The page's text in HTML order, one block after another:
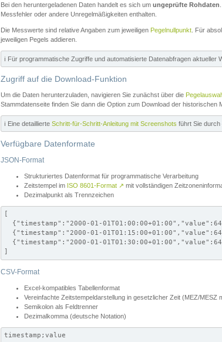
Bei den heruntergeladenen Daten handelt es sich um ungeprüfte Rohdaten
Messfehler oder andere Unregelmäßigkeiten enthalten.
Die Messwerte sind relative Angaben zum jeweiligen Pegelnullpunkt . Für
jeweiligen Pegels addieren.
ℹ️ Für programmatische Zugriffe und automatisierte Datenabfragen aktueller
Zugriff auf die Download-Funktion
Um die Daten herunterzuladen, navigieren Sie zunächst über die
Stammdatenseite finden Sie dann die Option zum Download der historischen
ℹ️ Eine detaillierte Schritt-für-Schritt-Anleitung mit Screenshots führt Sie durch
Verfügbare Datenformate
JSON-Format
Strukturiertes Datenformat für programmatische Verarbeitung
Zeitstempel im ISO 8601-Format ↗ mit vollständigen
Dezimalpunkt als Trennzeichen
[
{"timestamp":"2000-01-
{"timestamp":"2000-01-
{"timestamp":"2000-01-
]
CSV-Format
Excel-kompatibles Tabellenformat
Vereinfachte Zeitstempeldarstellung in gesetzlicher Zeit (MEZ/MESZ
Semikolon als Feldtrenner
Dezimalkomma (deutsche Notation)
timestamp;value